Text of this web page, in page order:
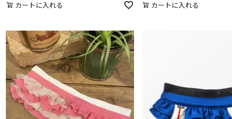
カートに入れる カートに入れる